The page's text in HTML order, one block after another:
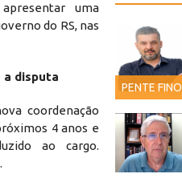
uma
do RS, nas
a disputa
coordenação
4 anos e
ao cargo.
PENTE FINO